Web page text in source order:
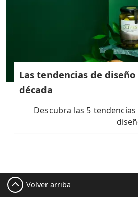
Las tendencias de
década
Descubra las 5
Volver arriba